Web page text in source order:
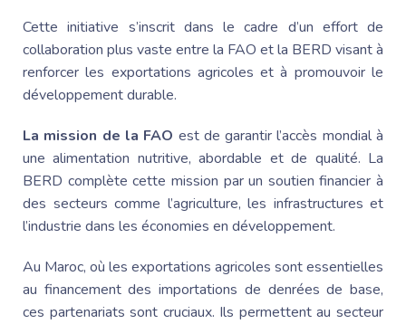
Cette initiative s’inscrit dans le cadre d’un effort de
collaboration plus vaste entre la FAO et la BERD visant à
renforcer les exportations agricoles et à promouvoir le
développement durable.
La mission de la FAO est de garantir l’accès mondial à
une alimentation nutritive, abordable et de qualité. La
BERD complète cette mission par un soutien financier à
des secteurs comme l’agriculture, les infrastructures et
l’industrie dans les économies en développement.
Au Maroc, où les exportations agricoles sont essentielles
au financement des importations de denrées de base,
ces partenariats sont cruciaux. Ils permettent au secteur